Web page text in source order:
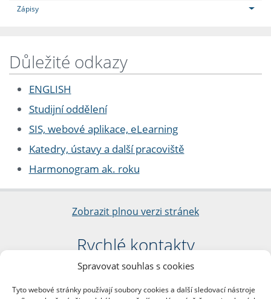
Spravovat souhlas s cookies
Tyto webové stránky používají soubory cookies a další sledovací nástroje
Zápisy
Důležité odkazy
ENGLISH
Studijní oddělení
SIS, webové aplikace, eLearning
Katedry, ústavy a další pracoviště
Harmonogram ak. roku
Zobrazit plnou verzi stránek
Rychlé kontakty
Filozofická fakulta
nám. Jana Palacha 1/2